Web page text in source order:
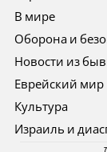
В мире
Оборона и
Новости из
Еврейский мир
Культура
Израиль и